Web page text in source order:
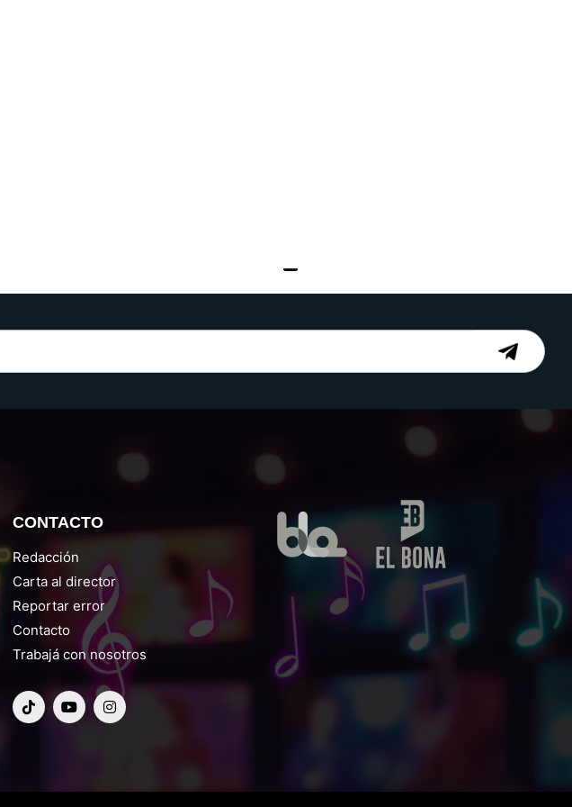
CONTACTO
Redacción
Carta al director
Reportar error
Contacto
Trabajá con nosotros